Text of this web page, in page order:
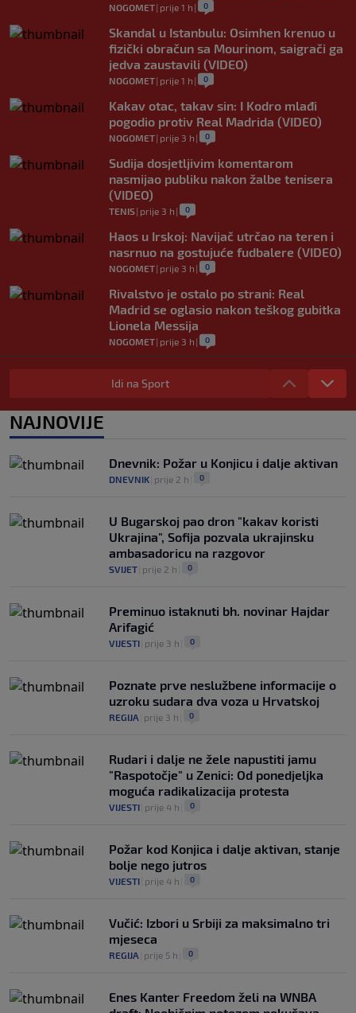
NOGOMET| prije 1 h | 0
Skandal u Istanbulu: Osimhen krenuo u
fizički obračun sa Mourinom, saigrači ga
jedva zaustavili (VIDEO)
NOGOMET| prije 1 h | 0
Kakav otac, takav sin: I Kodro mlađi
pogodio protiv Real Madrida (VIDEO)
NOGOMET| prije 3 h | 0
Sudija dosjetljivim komentarom
nasmijao publiku nakon žalbe tenisera
(VIDEO)
TENIS| prije 3 h | 0
Haos u Irskoj: Navijač utrčao na teren i
nasrnuo na gostujuće fudbalere (VIDEO)
NOGOMET| prije 3 h | 0
Rivalstvo je ostalo po strani: Real
Madrid se oglasio nakon teškog gubitka
Lionela Messija
NOGOMET| prije 3 h | 0
WNBA igračice odgovorile Kanteru
nakon provokacije: "Nećemo biti politički
0
FIFA-e je vaš novac", danas se suočava s
najvećom krizom
| prije 5 h
Idi na Sport
NAJNOVIJE
Dnevnik: Požar u Konjicu i dalje aktivan
DNEVNIK prije 2 h 0
U Bugarskoj pao dron "kakav koristi
Ukrajina", Sofija pozvala ukrajinsku
ambasadoricu na razgovor
SVIJET prije 2 h 0
Preminuo istaknuti bh. novinar Hajdar
Arifagić
VIJESTI prije 3 h 0
Poznate prve neslužbene informacije o
uzroku sudara dva voza u Hrvatskoj
REGIJA prije 3 h 0
Rudari i dalje ne žele napustiti jamu
"Raspotočje" u Zenici: Od ponedjeljka
moguća radikalizacija protesta
VIJESTI prije 4 h 0
Požar kod Konjica i dalje aktivan, stanje
bolje nego jutros
VIJESTI prije 4 h 0
Vučić: Izbori u Srbiji za maksimalno tri
mjeseca
REGIJA prije 5 h 0
Enes Kanter Freedom želi na WNBA